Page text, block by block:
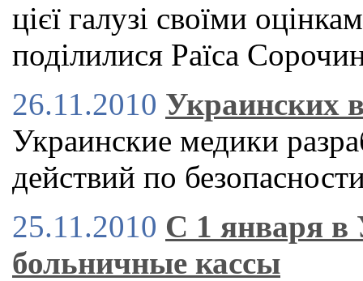
цієї галузі своїми
поділилися Раїса
26.11.2010 Украинских
Украинские медики
действий по
25.11.2010 С 1 января в
больничные кассы